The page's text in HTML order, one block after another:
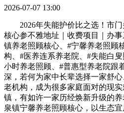
2026-07-07 13:00
2026年失能护价比之选！市门
核心参不雅地址｜收费项目｜办
镇养老照顾核心、#宁馨养老照顾
构、#医养连系养老院、#失能白
小时养老照顾、#普惠型养老院跟
深，若何为家中长辈选择一家舒
老机构，成为很多家庭面对的现
镇，有如许一家历经焕新升级的
泉镇宁馨养老照顾核心，以生态